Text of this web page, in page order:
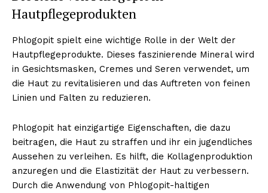
Hautpflegeprodukten
Phlogopit spielt eine wichtige Rolle in der Welt der
Hautpflegeprodukte. Dieses faszinierende Mineral wird
in Gesichtsmasken, Cremes und Seren verwendet, um
die Haut zu revitalisieren und das Auftreten von feinen
Linien und Falten zu reduzieren.
Phlogopit hat einzigartige Eigenschaften, die dazu
beitragen, die Haut zu straffen und ihr ein jugendliches
Aussehen zu verleihen. Es hilft, die Kollagenproduktion
anzuregen und die Elastizität der Haut zu verbessern.
Durch die Anwendung von Phlogopit-haltigen